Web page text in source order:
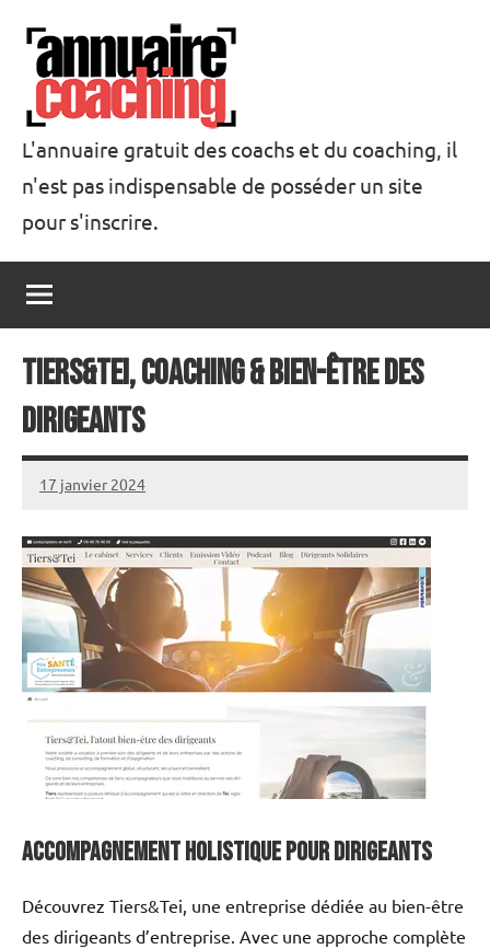
contenu
Annuaire
Coaching
L'annuaire gratuit des coachs et du coaching, il
n'est pas indispensable de posséder un site
pour s'inscrire.
Tiers&Tei, Coaching & Bien-être des
dirigeants
17 janvier 2024
annuairecoaching
Accompagnement Holistique pour Dirigeants
Découvrez Tiers&Tei, une entreprise dédiée au bien-être
des dirigeants d’entreprise. Avec une approche complète